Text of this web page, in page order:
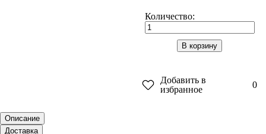
Количество:
В корзину
Добавить в
избранное
0
Описание
Доставка